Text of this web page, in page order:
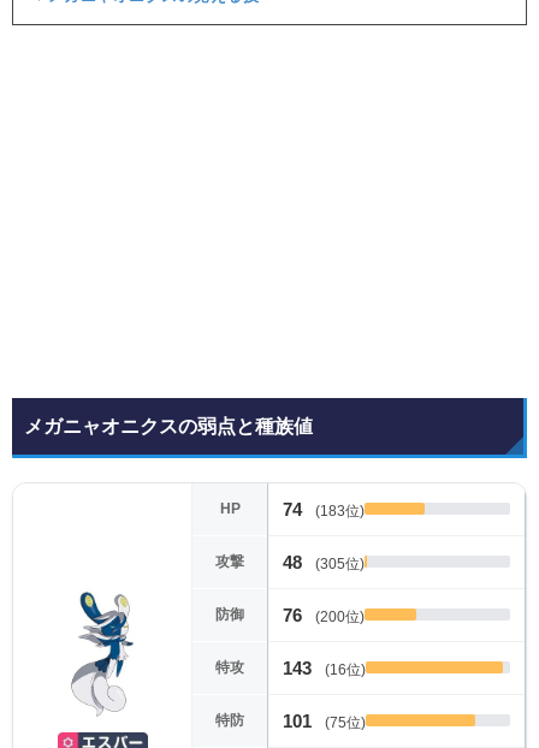
メガニャオニクスの弱点と種族値
HP 74 (183位)
攻撃 48 (305位)
防御 76 (200位)
特攻 143 (16位)
特防 101 (75位)